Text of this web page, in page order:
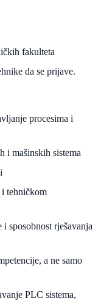
fakulteta
da se prijave.
procesima i
i mašinskih sistema
i tehničkom
sposobnost rješavanja
a ne samo
PLC sistema,